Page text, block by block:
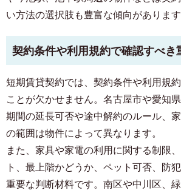
い方法の選択肢も豊富な傾向があります
契約条件や利用規約で確認すべき
短期賃貸契約では、契約条件や利用規
ことが欠かせません。名古屋市や愛知
期間の延長可否や途中解約のルール、
の範囲は物件によって異なります。
また、家具や家電の利用に関する制限
ト、最上階かどうか、ペット可否、防
重要な判断材料です。南区や中川区、